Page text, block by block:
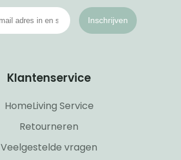
Inschrijven
Klantenservice
HomeLiving Service
Retourneren
Veelgestelde vragen